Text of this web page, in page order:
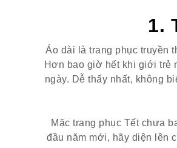
1.
Áo dài là trang phục truyền
Hơn bao giờ hết khi giới trẻ
ngày. Dễ thấy nhất, không
Mặc trang phục Tết chưa
đầu năm mới, hãy diện lên